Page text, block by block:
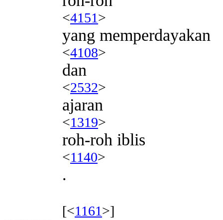
<4151>
yang memperdayakan
<4108>
dan
<2532>
ajaran
<1319>
roh-roh iblis
<1140>
.
[<1161>]